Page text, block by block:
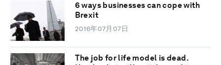
6 ways businesses can cope with
Brexit
2016年07月07日
The job for life model is dead.